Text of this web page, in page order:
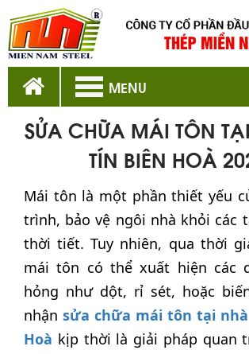
MENU
SỬA CHỮA MÁI TÔN
TÍN BIÊN HOÀ
Mái tôn là một phần thiết yếu
trình, bảo vệ ngôi nhà khỏi các
thời tiết. Tuy nhiên, qua thời
mái tôn có thể xuất hiện các
hỏng như dột, rỉ sét, hoặc
nhận sửa chữa mái tôn tại
Hoà kịp thời là giải pháp quan